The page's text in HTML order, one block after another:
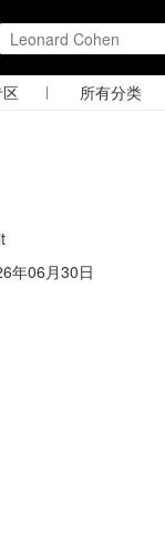
| 所有分类
年06月30日